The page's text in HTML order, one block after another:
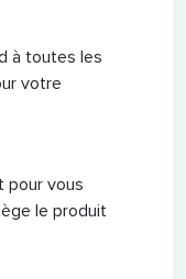
à toutes les
votre
pour vous
le produit